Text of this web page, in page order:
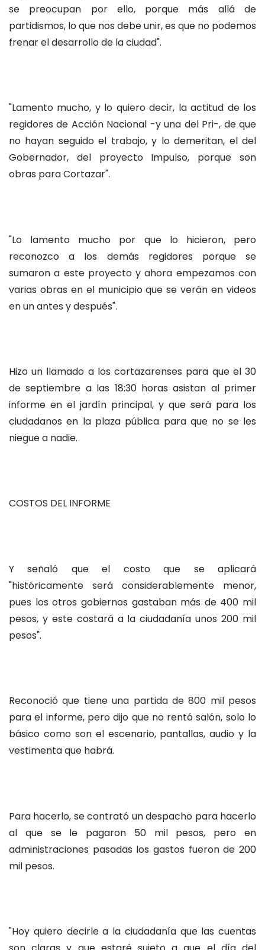
se preocupan por ello, porque más allá de
partidismos, lo que nos debe unir, es que no podemos
frenar el desarrollo de la ciudad".
"Lamento mucho, y lo quiero decir, la actitud de los
regidores de Acción Nacional -y una del Pri-, de que
no hayan seguido el trabajo, y lo demeritan, el del
Gobernador, del proyecto Impulso, porque son
obras para Cortazar".
"Lo lamento mucho por que lo hicieron, pero
reconozco a los demás regidores porque se
sumaron a este proyecto y ahora empezamos con
varias obras en el municipio que se verán en videos
en un antes y después".
Hizo un llamado a los cortazarenses para que el 30
de septiembre a las 18:30 horas asistan al primer
informe en el jardín principal, y que será para los
ciudadanos en la plaza pública para que no se les
niegue a nadie.
COSTOS DEL INFORME
Y señaló que el costo que se aplicará
"históricamente será considerablemente menor,
pues los otros gobiernos gastaban más de 400 mil
pesos, y este costará a la ciudadanía unos 200 mil
pesos".
Reconoció que tiene una partida de 800 mil pesos
para el informe, pero dijo que no rentó salón, solo lo
básico como son el escenario, pantallas, audio y la
vestimenta que habrá.
Para hacerlo, se contrató un despacho para hacerlo
al que se le pagaron 50 mil pesos, pero en
administraciones pasadas los gastos fueron de 200
mil pesos.
"Hoy quiero decirle a la ciudadanía que las cuentas